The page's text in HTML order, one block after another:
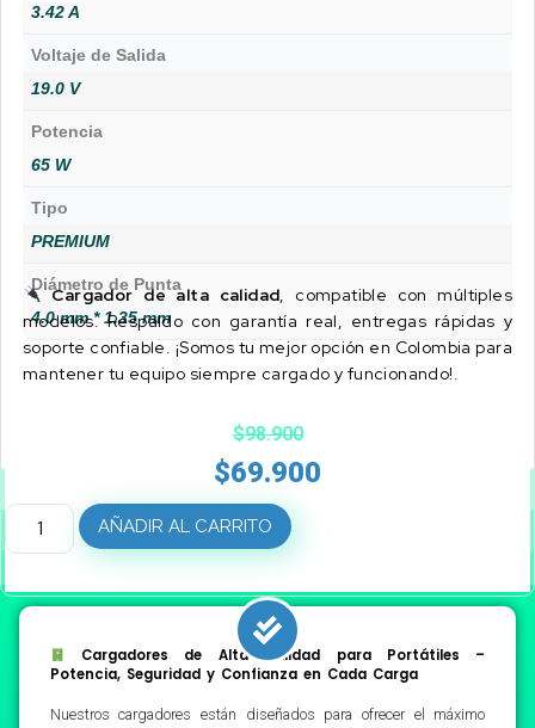
3.42 A
Voltaje de Salida
19.0 V
Potencia
65 W
Tipo
PREMIUM
Diámetro de Punta
4.0 mm * 1.35 mm
Cargador de alta calidad, compatible con múltiples
modelos. Respaldo con garantía real, entregas rápidas y
soporte confiable. ¡Somos tu mejor opción en Colombia para
mantener tu equipo siempre cargado y funcionando!.
$98.900
$69.900
AÑADIR AL CARRITO
Cargadores de Alta Calidad para Portátiles –
Potencia, Seguridad y Confianza en Cada Carga
Nuestros cargadores están diseñados para ofrecer el máximo